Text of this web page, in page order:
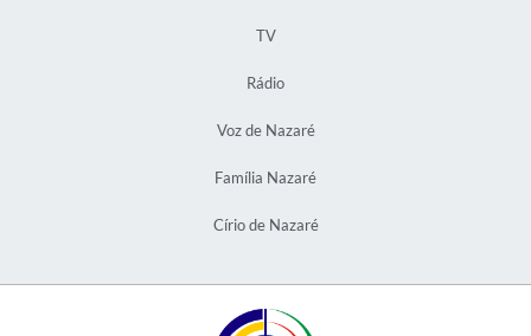
TV
Rádio
Voz de Nazaré
Família Nazaré
Círio de Nazaré